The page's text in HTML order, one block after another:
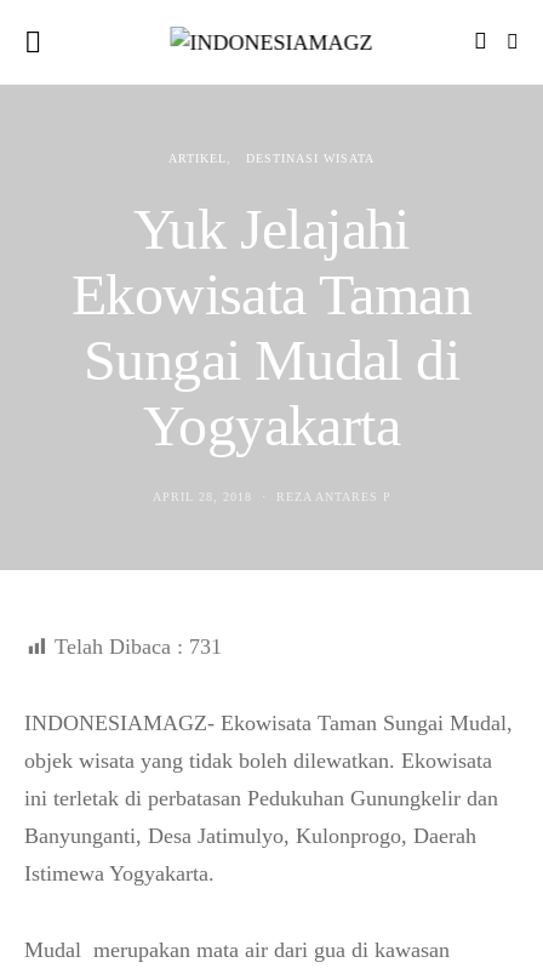
ARTIKEL DESTINASI WISATA
Yuk Jelajahi
Ekowisata Taman
Sungai Mudal di
Yogyakarta
APRIL 28, 2018 REZA ANTARES P
Telah Dibaca : 731
INDONESIAMAGZ- Ekowisata Taman Sungai Mudal,
objek wisata yang tidak boleh dilewatkan. Ekowisata
ini terletak di perbatasan Pedukuhan Gunungkelir dan
Banyunganti, Desa Jatimulyo, Kulonprogo, Daerah
Istimewa Yogyakarta.
Mudal merupakan mata air dari gua di kawasan